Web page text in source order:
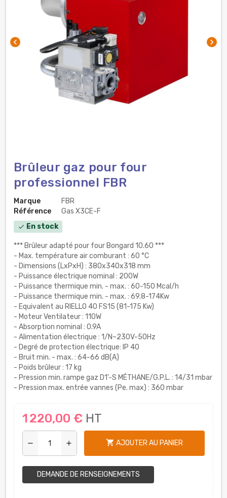
chevron_left chevron_right
Brûleur gaz pour four
professionnel FBR
Marque
FBR
Référence
Gas X3CE-F
check En stock
*** Brûleur adapté pour four Bongard 10.60 ***
- Max. température air comburant : 60 °C
- Dimensions (LxPxH) : 380x340x318 mm
- Puissance électrique nominal : 200W
- Puissance thermique min. - max. : 60-150 Mcal/h
- Puissance thermique min. - max. : 69.8-174Kw
- Equivalent au RIELLO 40 FS15 (81-175 Kw)
- Moteur Ventilateur : 110W
- Absorption nominal : 0.9A
- Alimentation électrique : 1/N~230V-50Hz
- Degré de protection électrique: IP 40
- Bruit min. - max. : 64-66 dB(A)
- Poids brûleur : 17 kg
- Pression min. rampe gaz D1'-S MÉTHANE/G.P.L. : 14/31 mbar
- Pression max. entrée vannes (Pe. max) : 360 mbar
1 220,00 € HT
remove add shopping_cart AJOUTER AU PANIER
DEMANDE DE RENSEIGNEMENTS